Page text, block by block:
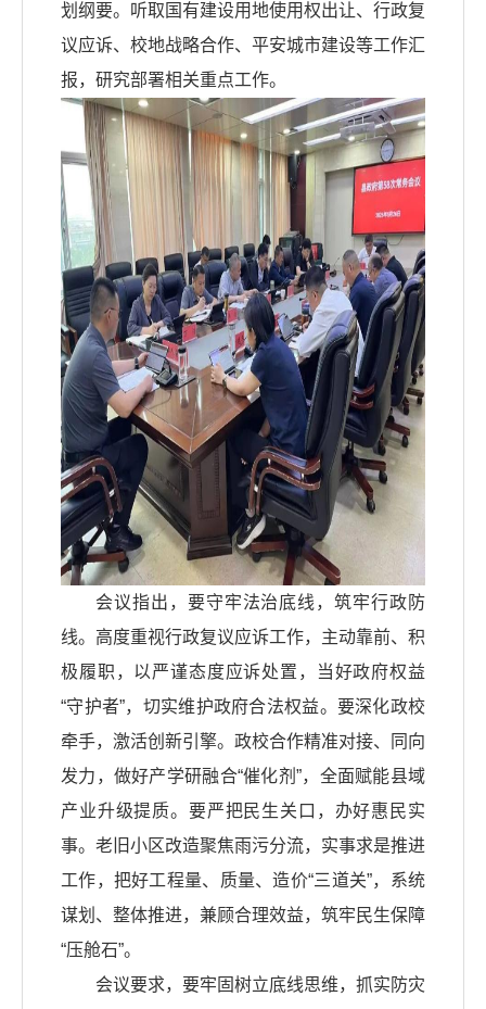
划纲要。听取国有建设用地使用权出让、行政复
议应诉、校地战略合作、平安城市建设等工作汇
报，研究部署相关重点工作。
会议指出，要守牢法治底线，筑牢行政防
线。高度重视行政复议应诉工作，主动靠前、积
极履职，以严谨态度应诉处置，当好政府权益
“守护者”，切实维护政府合法权益。要深化政校
牵手，激活创新引擎。政校合作精准对接、同向
发力，做好产学研融合“催化剂”，全面赋能县域
产业升级提质。要严把民生关口，办好惠民实
事。老旧小区改造聚焦雨污分流，实事求是推进
工作，把好工程量、质量、造价“三道关”，系统
谋划、整体推进，兼顾合理效益，筑牢民生保障
“压舱石”。
会议要求，要牢固树立底线思维，抓实防灾